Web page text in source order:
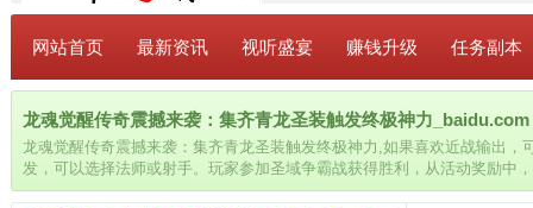
网站首页 最新资讯 视听盛宴 赚钱升级 任务副本
龙魂觉醒传奇震撼来袭：集齐青龙圣装触发终极神力_baidu.com
龙魂觉醒传奇震撼来袭：集齐青龙圣装触发终极神力,如果喜欢近战输出，
发，可以选择法师或射手。玩家参加圣域争霸战获得胜利，从活动奖励中
对决随时都会发生的，所有的玩家都有资格参与其中，和各路高手去较量